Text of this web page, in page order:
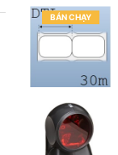
BÁN CHẠY